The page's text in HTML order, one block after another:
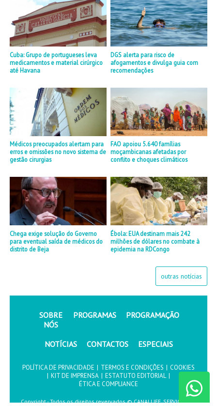
Cuba: Grupo de portugueses leva
medicamentos e material cirúrgico
até Havana
DGS alerta para risco de
afogamentos e divulga guia com
recomendações
Médicos preocupados alertam para
erros e omissões no novo sistema de
gestão cirurgias
FAO apoiou 5.640 famílias
moçambicanas afetadas por
conflito e choques climáticos
Chega exige solução do Governo
para eventual saída de médicos do
distrito de Beja
Ébola: EUA destinam mais 242
milhões de dólares no combate à
epidemia na RDCongo
outras notícias
SOBRE
NÓS
PROGRAMAS PROGRAMAÇÃO
NOTÍCIAS CONTACTOS ESPECIAIS
POLÍTICA DE PRIVACIDADE | TERMOS E CONDIÇÕES | COOKIES
| KIT DE IMPRENSA | ESTATUTO EDITORIAL |
ÉTICA E COMPLIANCE
Copyright - Todos os direitos revervados © CANALLIFE, SERVIÇOS DE